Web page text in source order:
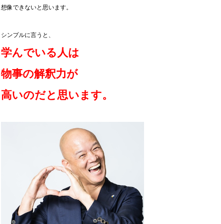
想像できないと思います。
シンプルに言うと、
学んでいる人は
物事の解釈力が
高いのだと思います。